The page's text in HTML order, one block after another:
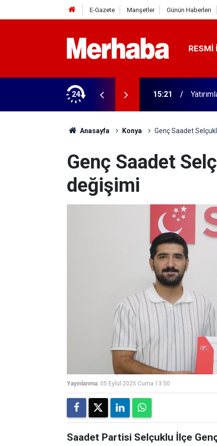
E-Gazete Manşetler Günün Haberleri
RESMI
24
yaş üstünü üzen gelişme 15:21
Anasayfa Konya Genç Saadet
Genç Saadet
değişimi
Yayınlanma: 05 Eylül 2025 Cuma 13:50
Saadet Partisi Selçuklu İlçe